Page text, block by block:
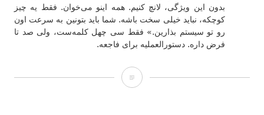
بدون این ویژگی، لانچ کنیم. همه اینو می‌خوان. فقط یه چیز
کوچکه، نباید خیلی سخت باشه. شما باید بتونین به سرعت اون
رو تو سیستم بذارین.» فقط سی چهل کلمه‌ست، ولی صد تا
فرض داره. دستورالعملیه برای فاجعه.
بازنگری